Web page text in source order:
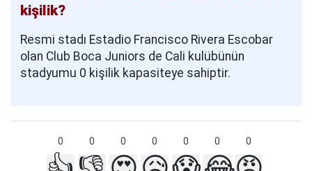
kişilik?
Resmi stadı Estadio Francisco Rivera Escobar
olan Club Boca Juniors de Cali kulübünün
stadyumu 0 kişilik kapasiteye sahiptir.
0 0 0 0 0 0 0